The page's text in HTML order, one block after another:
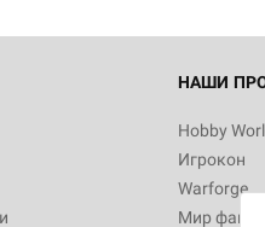
НАШИ
Hobby
Игрокон
Warforge
Мир